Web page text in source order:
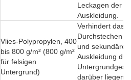
Leckagen der
Auskleidung.
Vlies-Polypropylen, 400
bis 800 g/m² (800 g/m²
für felsigen
Untergrund)
Verhindert das
Durchstechen
und sekundären
Auskleidung
darüber